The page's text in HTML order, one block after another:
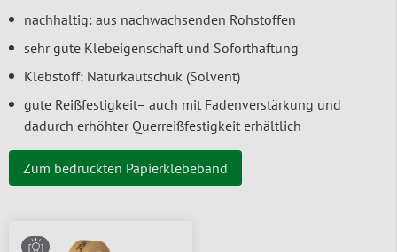
nachhaltig: aus nachwachsenden Rohstoffen
sehr gute Klebeigenschaft und Soforthaftung
Klebstoff: Naturkautschuk (Solvent)
gute Reißfestigkeit– auch mit Fadenverstärkung und
dadurch erhöhter Querreißfestigkeit erhältlich
Zum bedruckten Papierklebeband